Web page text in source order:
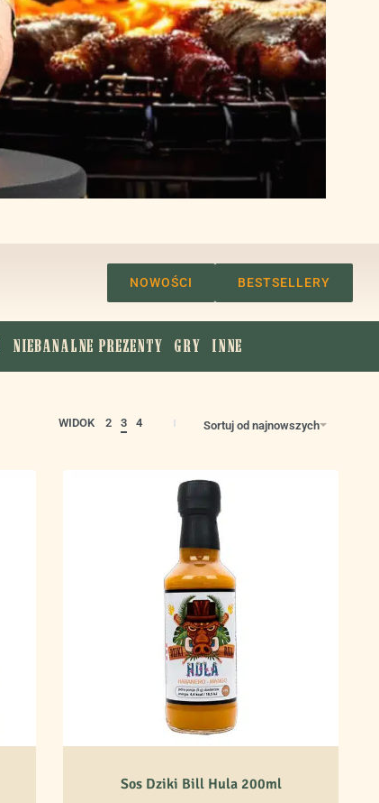
NOWOŚCI BESTSELLERY
NIEBANALNE PREZENTY GRY INNE
WIDOK 2 3 4 Sortuj od najnowszych
Sos Dziki Bill Hula 200ml